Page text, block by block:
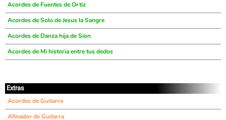
Acordes de Fuentes de Ortiz
Acordes de Solo de Jesus la Sangre
Acordes de Danza hija de Sion
Acordes de Mi historia entre tus dedos
Extras
Acordes de Guitarra
Afinador de Guitarra